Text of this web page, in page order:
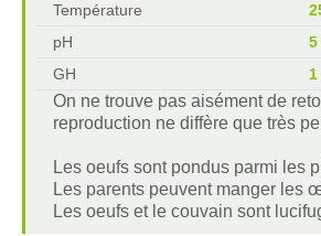
Température
pH
5
GH
1
On ne trouve pas aisément de
reproduction ne diffère que très
Les oeufs sont pondus parmi les
Les parents peuvent manger les
Les oeufs et le couvain sont